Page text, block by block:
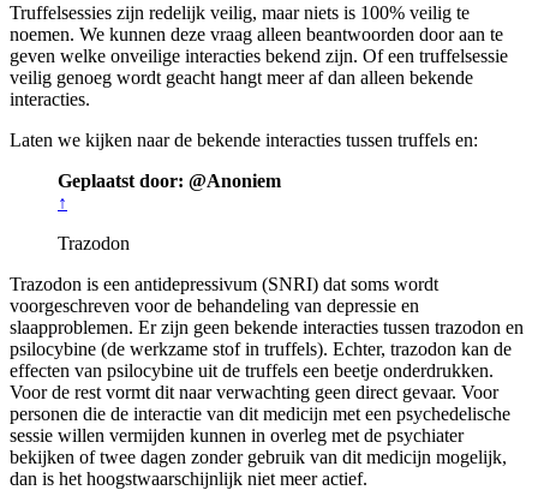
Truffelsessies zijn redelijk veilig, maar niets is 100% veilig te
noemen. We kunnen deze vraag alleen beantwoorden door aan te
geven welke onveilige interacties bekend zijn. Of een truffelsessie
veilig genoeg wordt geacht hangt meer af dan alleen bekende
interacties.
Laten we kijken naar de bekende interacties tussen truffels en:
Geplaatst door: @Anoniem
↑
Trazodon
Trazodon is een antidepressivum (SNRI) dat soms wordt
voorgeschreven voor de behandeling van depressie en
slaapproblemen. Er zijn geen bekende interacties tussen trazodon en
psilocybine (de werkzame stof in truffels). Echter, trazodon kan de
effecten van psilocybine uit de truffels een beetje onderdrukken.
Voor de rest vormt dit naar verwachting geen direct gevaar. Voor
personen die de interactie van dit medicijn met een psychedelische
sessie willen vermijden kunnen in overleg met de psychiater
bekijken of twee dagen zonder gebruik van dit medicijn mogelijk,
dan is het hoogstwaarschijnlijk niet meer actief.